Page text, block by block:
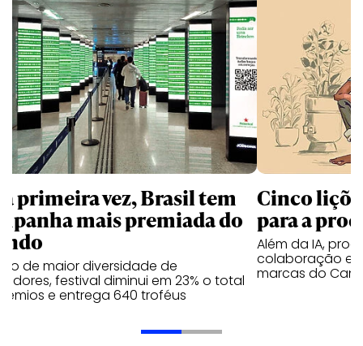
primeira vez, Brasil tem
mais premiada do
de maior diversidade de
festival diminui em 23% o total
e entrega 640 troféus
Cinco
para a
Além da IA,
colaboração e
marcas do